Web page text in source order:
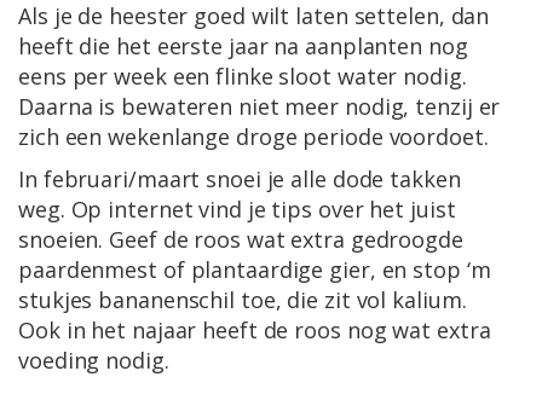
Als je de heester goed wilt laten settelen, dan
heeft die het eerste jaar na aanplanten nog
eens per week een flinke sloot water nodig.
Daarna is bewateren niet meer nodig, tenzij er
zich een wekenlange droge periode voordoet.
In februari/maart snoei je alle dode takken
weg. Op internet vind je tips over het juist
snoeien. Geef de roos wat extra gedroogde
paardenmest of plantaardige gier, en stop ‘m
stukjes bananenschil toe, die zit vol kalium.
Ook in het najaar heeft de roos nog wat extra
voeding nodig.